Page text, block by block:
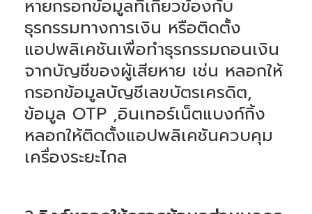
หายกรอกข้อมูลที่เกี่ยวข้องกับ
ธุรกรรมทางการเงิน หรือติดตั้ง
แอปพลิเคชันเพื่อทำธุรกรรมถอนเงิน
จากบัญชีของผู้เสียหาย เช่น หลอกให้
กรอกข้อมูลบัญชีเลขบัตรเครดิต,
ข้อมูล OTP ,อินเทอร์เน็ตแบงก์กิ้ง
หลอกให้ติดตั้งแอปพลิเคชันควบคุม
เครื่องระยะไกล